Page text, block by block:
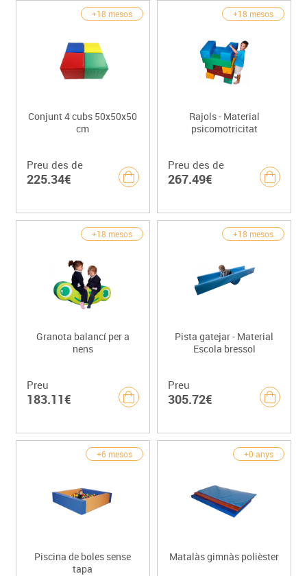
+18 mesos
Conjunt 4 cubs 50x50x50
cm
Preu des de
225.34€
+18 mesos
Rajols - Material
psicomotricitat
Preu des de
267.49€
+18 mesos
Granota balancí per a
nens
Preu
183.11€
+18 mesos
Pista gatejar - Material
Escola bressol
Preu
305.72€
+6 mesos
Piscina de boles sense
tapa
+0 anys
Matalàs gimnàs polièster